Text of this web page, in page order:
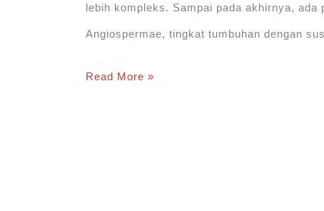
lebih kompleks. Sampai pada akhirnya, ada
Angiospermae, tingkat tumbuhan dengan
Perbedaan
Read More »